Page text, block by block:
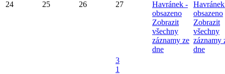
24 25 26 27
Havránek -
obsazeno
Zobrazit
všechny
záznamy ze
dne
obsazeno
Zobrazit
všechny
záznamy
dne
3
1